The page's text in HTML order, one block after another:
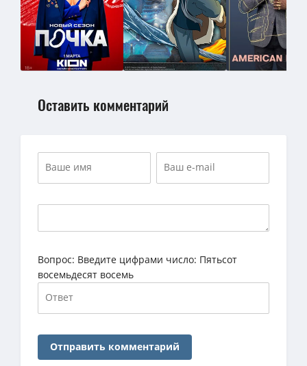
Оставить комментарий
Вопрос: Введите цифрами число: Пятьсот
восемьдесят восемь
Отправить комментарий